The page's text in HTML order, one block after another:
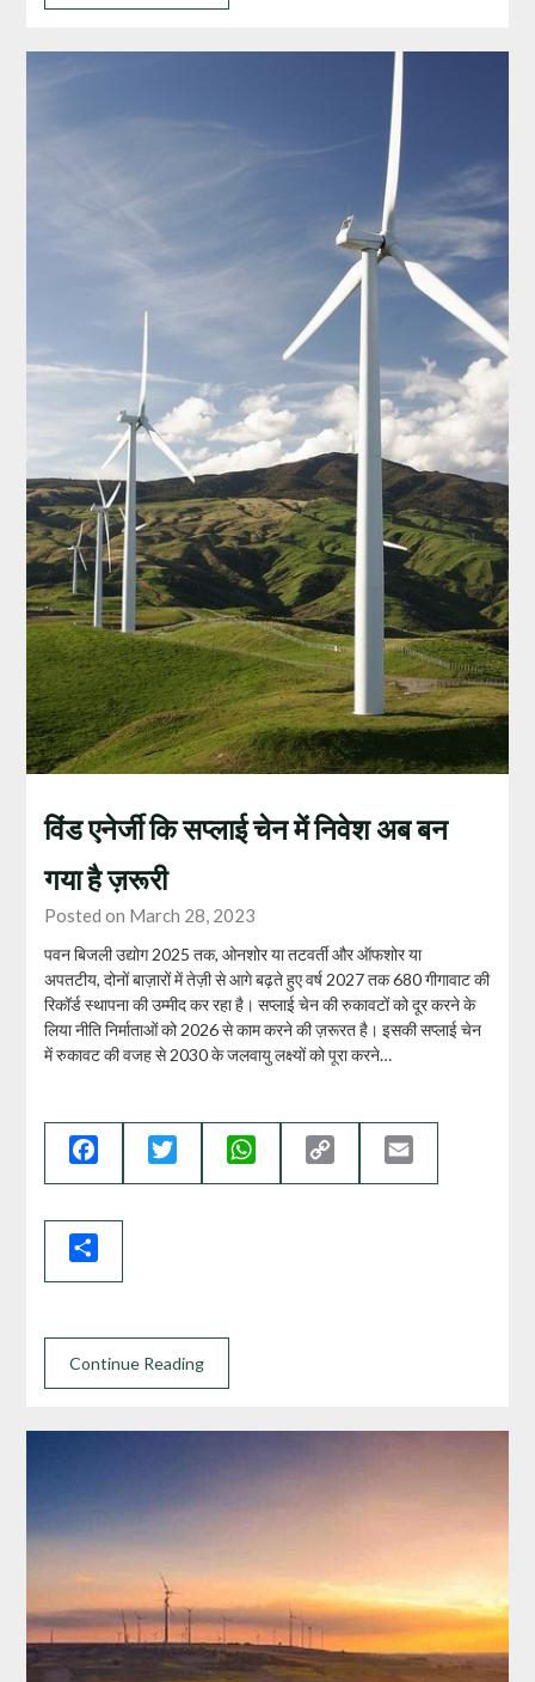
विंड एनेर्जी कि सप्लाई चेन में निवेश अब बन
गया है ज़रूरी
Posted on March 28, 2023
पवन बिजली उद्योग 2025 तक, ओनशोर या तटवर्ती और ऑफशोर या
अपतटीय, दोनों बाज़ारों में तेज़ी से आगे बढ़ते हुए वर्ष 2027 तक 680 गीगावाट की
रिकॉर्ड स्थापना की उम्मीद कर रहा है। सप्लाई चेन की रुकावटों को दूर करने के
लिया नीति निर्माताओं को 2026 से काम करने की ज़रूरत है। इसकी सप्लाई चेन
में रुकावट की वजह से 2030 के जलवायु लक्ष्यों को पूरा करने…
Facebook Twitter WhatsApp
Link
Continue Reading